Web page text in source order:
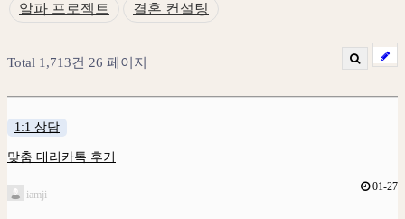
알파 프로젝트 결혼 컨설팅
Total 1,713건 26 페이지
1:1 상담
맞춤 대리카톡 후기
iamji
01-27